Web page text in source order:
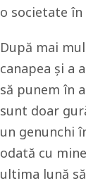
o societate
După mai
canapea și a
să punem în
sunt doar
un genunchi
odată cu
ultima lună